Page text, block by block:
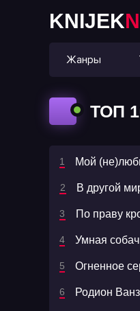
KNIJEK
Жанры
ТОП
В другой